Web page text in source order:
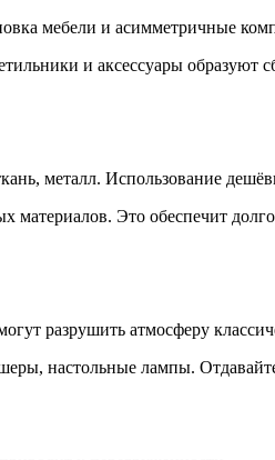
мебели и асимметричные
и аксессуары
металл. Использование
Это обеспечит
разрушить атмосферу
настольные лампы.